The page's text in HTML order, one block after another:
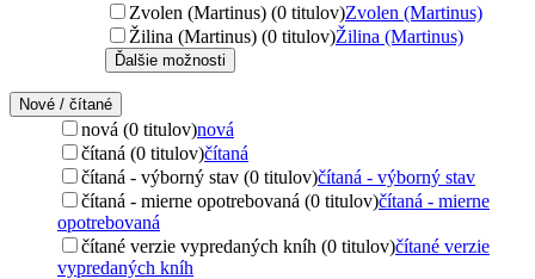
Zvolen (Martinus) (0 titulov)Zvolen (Martinus)
Žilina (Martinus) (0 titulov)Žilina (Martinus)
Ďalšie možnosti
Nové / čítané
nová (0 titulov)nová
čítaná (0 titulov)čítaná
čítaná - výborný stav (0 titulov)čítaná - výborný stav
čítaná - mierne opotrebovaná (0 titulov)čítaná - mierne
opotrebovaná
čítané verzie vypredaných kníh (0 titulov)čítané verzie
vypredaných kníh